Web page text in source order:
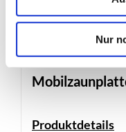
Nur
Produktdetails